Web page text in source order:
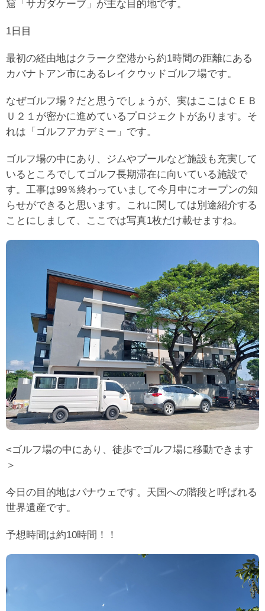
窟「サガダケーブ」が主な目的地です。
1日目
最初の経由地はクラーク空港から約1時間の距離にある
カバナトアン市にあるレイクウッドゴルフ場です。
なぜゴルフ場？だと思うでしょうが、実はここはＣＥＢ
Ｕ２１が密かに進めているプロジェクトがあります。そ
れは「ゴルフアカデミー」です。
ゴルフ場の中にあり、ジムやプールなど施設も充実して
いるところでしてゴルフ長期滞在に向いている施設で
す。工事は99％終わっていまして今月中にオープンの知
らせができると思います。これに関しては別途紹介する
ことにしまして、ここでは写真1枚だけ載せますね。
<ゴルフ場の中にあり、徒歩でゴルフ場に移動できます
＞
今日の目的地はバナウェです。天国への階段と呼ばれる
世界遺産です。
予想時間は約10時間！！